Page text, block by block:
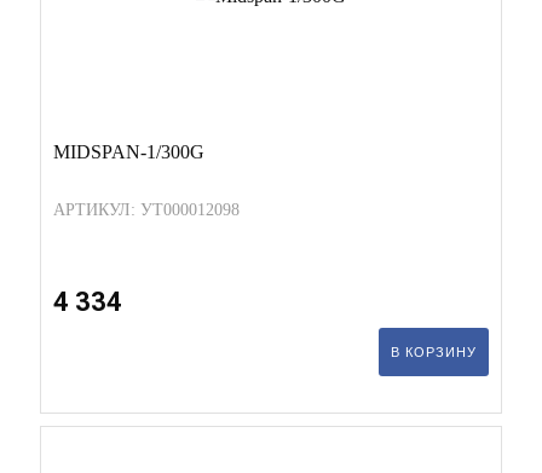
MIDSPAN-1/300G
АРТИКУЛ: УТ000012098
4 334
В КОРЗИНУ